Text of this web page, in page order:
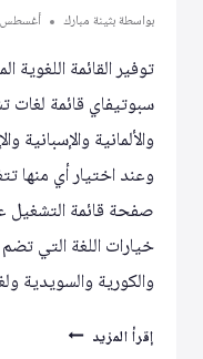
بواسطةبثينة مبارك أغسطس 3, 2026
توفير القائمة
سبوتيفاي قائمة لغات
والألمانية والإسبانية
وعند اختيار أي منها
صفحة قائمة
خيارات اللغة التي
والكورية والسويدية
إقرأ المزيد ميزة